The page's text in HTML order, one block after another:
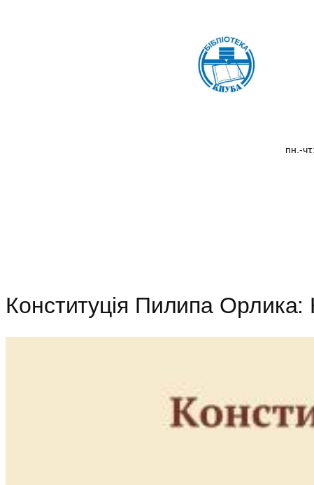
пн.-
Конституція Пилипа Орлика: